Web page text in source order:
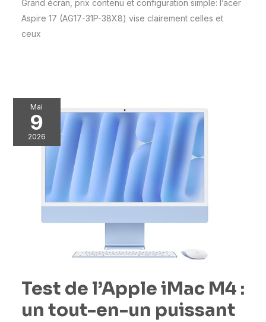
Grand écran, prix contenu et configuration simple: l’acer
Aspire 17 (AG17-31P-38X8) vise clairement celles et
ceux
Mai
9
2026
Test de l’Apple iMac M4 :
un tout-en-un puissant